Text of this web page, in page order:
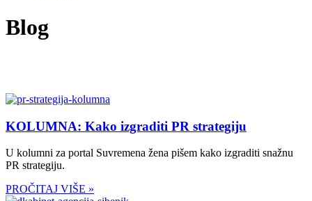
Blog
KOLUMNA: Kako izgraditi PR strategiju
U kolumni za portal Suvremena žena pišem kako izgraditi snažnu
PR strategiju.
PROČITAJ VIŠE »